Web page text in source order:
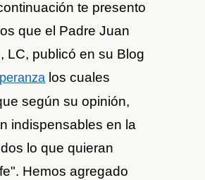
te presento
que el Padre Juan
LC, publicó en su Blog
los cuales
según su opinión,
indispensables en la
lo que quieran
Hemos agregado